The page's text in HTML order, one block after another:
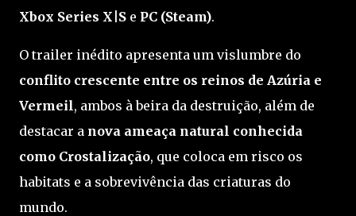
Xbox Series X|S e PC (Steam).
O trailer inédito apresenta um vislumbre do
conflito crescente entre os reinos de Azúria e
Vermeil, ambos à beira da destruição, além de
destacar a nova ameaça natural conhecida
como Crostalização, que coloca em risco os
habitats e a sobrevivência das criaturas do
mundo.